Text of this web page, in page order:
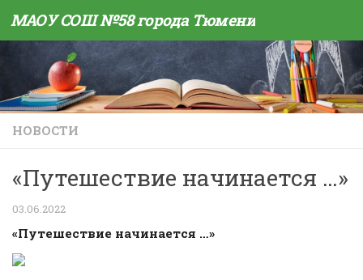
Skip to content
МАОУ СОШ №58 города Тюмени
НОВОСТИ
«Путешествие начинается …»
03.06.2022
«Путешествие начинается …»